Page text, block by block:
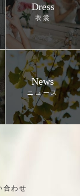
Dress
News
合わせ